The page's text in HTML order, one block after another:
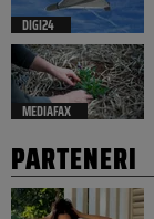
DIGI24
MEDIAFAX
PARTENERI